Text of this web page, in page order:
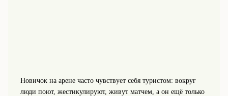
Новичок на арене часто чувствует себя туристом: вокруг
люди поют, жестикулируют, живут матчем, а он ещё только